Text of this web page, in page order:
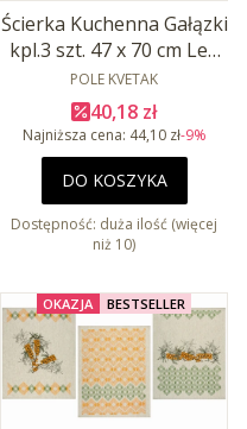
Ścierka Kuchenna Gałązki
kpl.3 szt. 47 x 70 cm Len
28% Baw 72%
PRODUCENT
POLE KVETAK
Cena promocyjna
40,18 zł
Najniższa cena: 44,10 zł-9%
DO KOSZYKA
Dostępność: duża ilość (więcej
niż 10)
OKAZJA BESTSELLER